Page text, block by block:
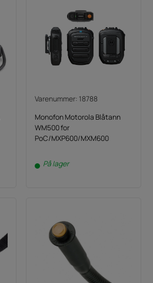
Varenummer: 18788
Monofon Motorola Blåtann
WM500 for
PoC/MXP600/MXM600
På lager